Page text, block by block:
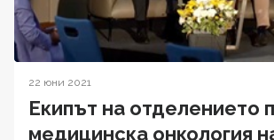
22 юни 2021
Екипът на отделението
медицинска онкология